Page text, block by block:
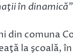
în dinamică”
din comuna
la şcoală,